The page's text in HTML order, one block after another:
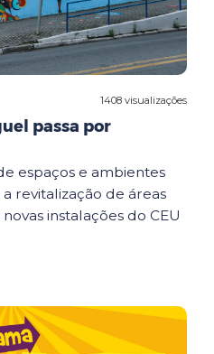
1408 visualizações
passa por
espaços e ambientes
revitalização de áreas
instalações do CEU